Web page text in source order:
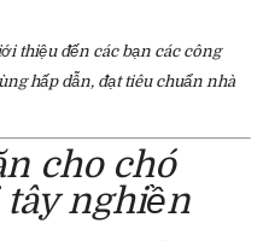
thiệu đến các bạn các công
hấp dẫn, đạt tiêu chuẩn nhà
cho chó
nghiền